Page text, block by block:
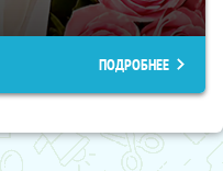
ПОДРОБНЕЕ